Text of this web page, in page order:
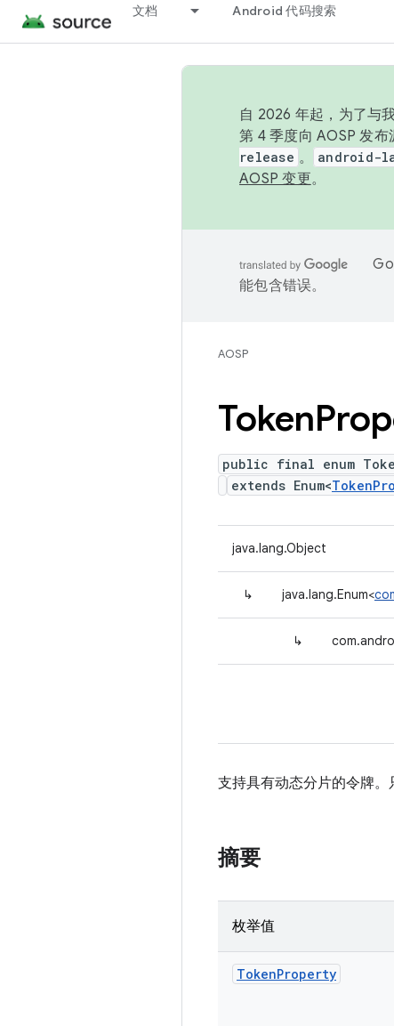
文档 Android 代码搜索
自 2026 年起，为了与
第 4 季度向 AOSP 发
release 。 android-
AOSP 变更。
能包含错误。
AOSP
Token
public final enum
extends Enum<
java.lang.Object
↳ java.lang.Enum<
↳
支持具有动态分片的令牌。
摘要
枚举值
TokenProperty